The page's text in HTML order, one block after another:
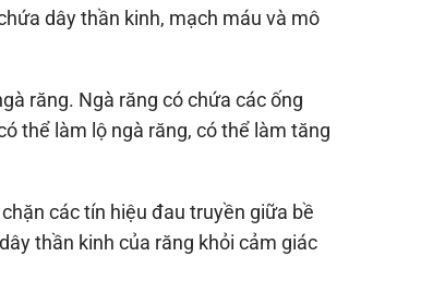
dây thần kinh, mạch máu và mô
răng. Ngà răng có chứa các ống
thể làm lộ ngà răng, có thể làm tăng
các tín hiệu đau truyền giữa bề
thần kinh của răng khỏi cảm giác